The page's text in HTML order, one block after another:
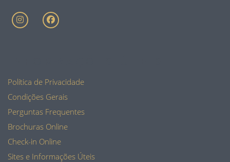
Política de Privacidade
Condições Gerais
Perguntas Frequentes
Brochuras Online
Check-in Online
Sites e Informações Úteis